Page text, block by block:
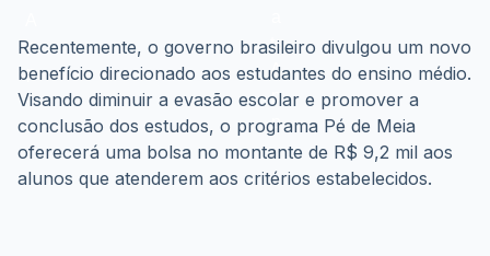
Recentemente, o governo brasileiro divulgou um novo
benefício direcionado aos estudantes do ensino médio.
Visando diminuir a evasão escolar e promover a
conclusão dos estudos, o programa Pé de Meia
oferecerá uma bolsa no montante de R$ 9,2 mil aos
alunos que atenderem aos critérios estabelecidos.